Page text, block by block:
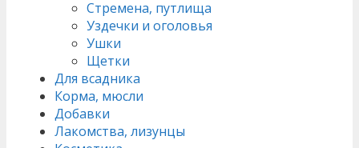
Стремена, путлища
Уздечки и оголовья
Ушки
Щетки
Для всадника
Корма, мюсли
Добавки
Лакомства, лизунцы